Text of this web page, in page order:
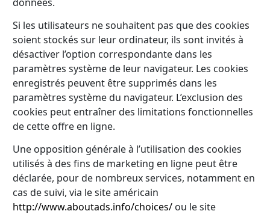
Si les utilisateurs ne souhaitent pas que des cookies
soient stockés sur leur ordinateur, ils sont invités à
désactiver l’option correspondante dans les
paramètres système de leur navigateur. Les cookies
enregistrés peuvent être supprimés dans les
paramètres système du navigateur. L’exclusion des
cookies peut entraîner des limitations fonctionnelles
de cette offre en ligne.
Une opposition générale à l’utilisation des cookies
utilisés à des fins de marketing en ligne peut être
déclarée, pour de nombreux services, notamment en
cas de suivi, via le site américain
http://www.aboutads.info/choices/ ou le site